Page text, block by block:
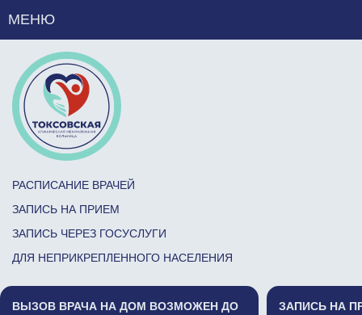
МЕНЮ
РАСПИСАНИЕ ВРАЧЕЙ
ЗАПИСЬ НА ПРИЕМ
ЗАПИСЬ ЧЕРЕЗ ГОСУСЛУГИ
ДЛЯ НЕПРИКРЕПЛЕННОГО НАСЕЛЕНИЯ
ВЫЗОВ ВРАЧА НА ДОМ ВОЗМОЖЕН ДО
ЗАПИСЬ НА